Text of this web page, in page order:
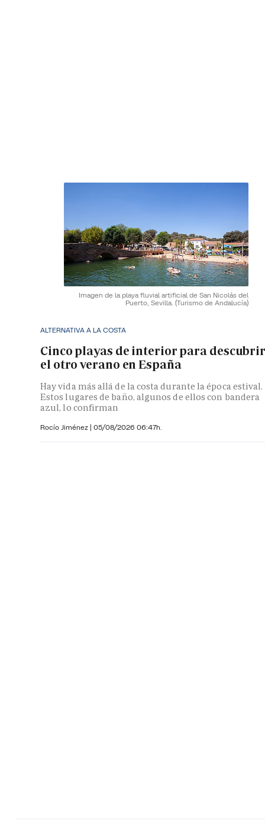
Imagen de la playa fluvial artificial de San Nicolás del
Puerto, Sevilla. (Turismo de Andalucía)
ALTERNATIVA A LA COSTA
Cinco playas de interior para
el otro verano en España
Hay vida más allá de la costa durante la época estival.
Estos lugares de baño, algunos de ellos con bandera
azul, lo confirman
Rocío Jiménez | 05/08/2026 06:47h.